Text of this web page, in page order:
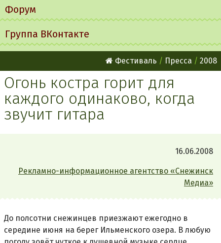
Форум
Группа ВКонтакте
Фестиваль Пресса 2008
Огонь костра горит для
каждого одинаково, когда
звучит гитара
16.06.2008
Рекламно-информационное агентство «Снежинск
Медиа»
До полсотни снежинцев приезжают ежегодно в
середине июня на берег Ильменского озера. В любую